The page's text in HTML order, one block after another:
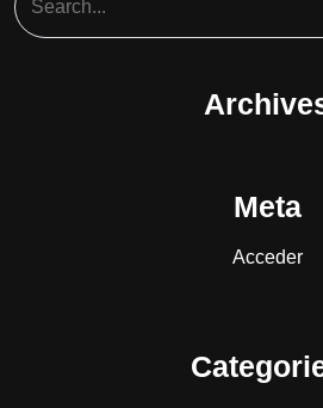
Meta
Acceder